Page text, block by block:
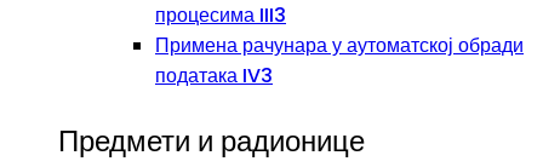
процесима III3
Примена рачунара у аутоматској обради
података IV3
Предмети и радионице